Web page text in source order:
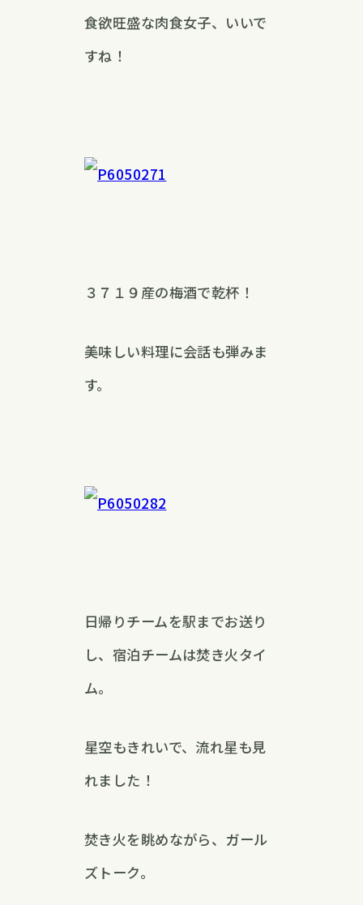
食欲旺盛な肉食女子、いいで
すね！
３７１９産の梅酒で乾杯！
美味しい料理に会話も弾みま
す。
日帰りチームを駅までお送り
し、宿泊チームは焚き火タイ
ム。
星空もきれいで、流れ星も見
れました！
焚き火を眺めながら、ガール
ズトーク。